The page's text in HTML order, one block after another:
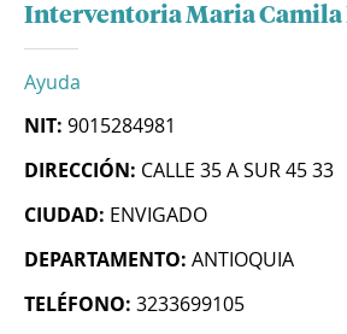
Interventoria Maria Camila
Ayuda
NIT: 9015284981
DIRECCIÓN: CALLE 35 A SUR 45 33
CIUDAD: ENVIGADO
DEPARTAMENTO: ANTIOQUIA
TELÉFONO: 3233699105